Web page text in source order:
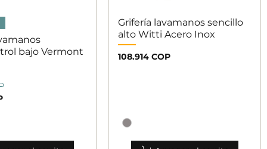
rápida
bajo Vermont
Vista rápida
Grifería lavamanos sencillo
alto Witti Acero Inox
Precio
108.914 COP